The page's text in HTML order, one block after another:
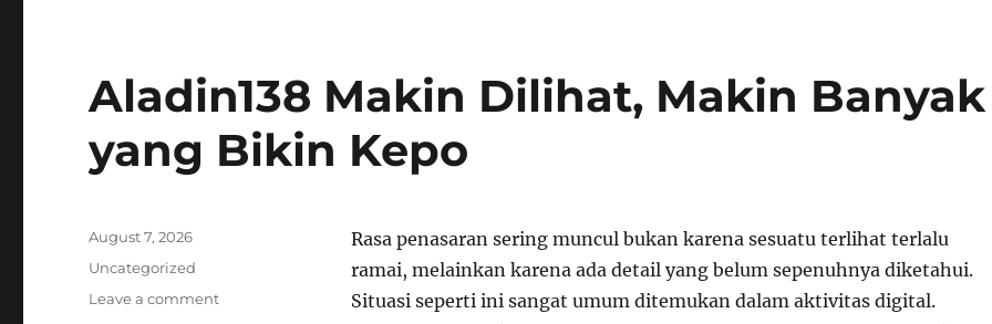
Aladin138 Makin Dilihat, Makin Banyak
yang Bikin Kepo
Rasa penasaran sering muncul bukan karena sesuatu terlihat terlalu
ramai, melainkan karena ada detail yang belum sepenuhnya diketahui.
Situasi seperti ini sangat umum ditemukan dalam aktivitas digital.
Posted
August 7, 2026
Categories
Uncategorized
Leave a commenton